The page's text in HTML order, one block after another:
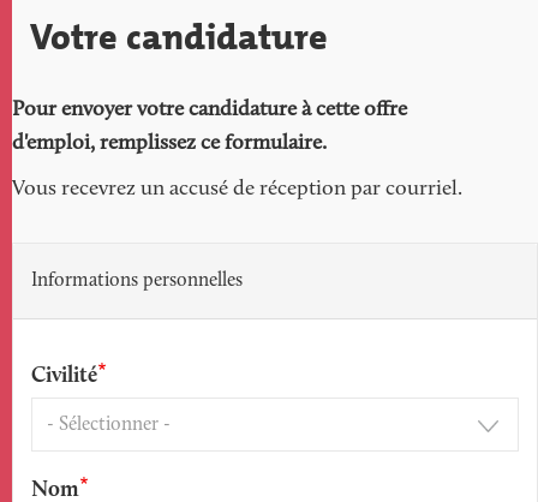
Votre candidature
Pour envoyer votre candidature à cette offre
d'emploi, remplissez ce formulaire.
Vous recevrez un accusé de réception par courriel.
Informations personnelles
Civilité
Nom